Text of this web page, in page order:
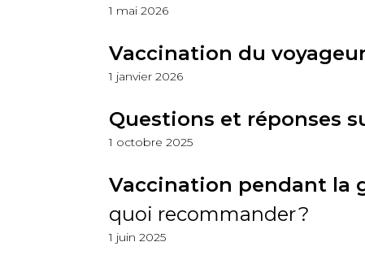
1 mai 2026
Vaccination du
1 janvier 2026
Questions et réponses
1 octobre 2025
Vaccination pendant la
quoi recommander ?
1 juin 2025